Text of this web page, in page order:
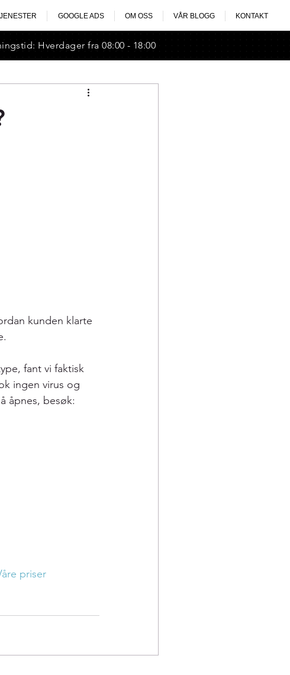
GOOGLE ADS OM OSS VÅR BLOGG KONTAKT
Hverdager fra 08:00 - 18:00
kunden klarte
fant vi faktisk
ingen virus og
åpnes, besøk:
priser